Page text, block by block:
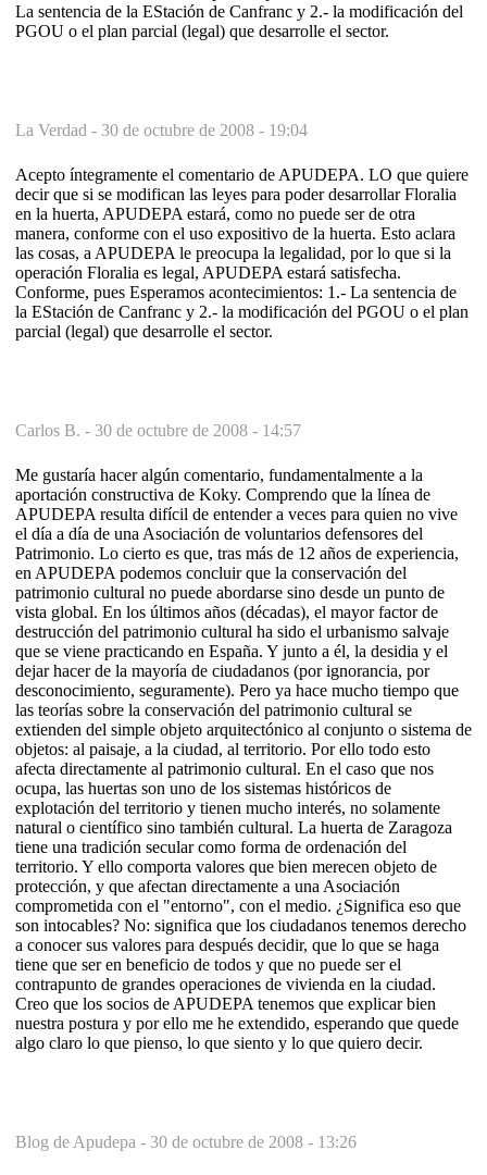
La sentencia de la EStación de Canfranc y 2.- la modificación del
PGOU o el plan parcial (legal) que desarrolle el sector.
La Verdad - 30 de octubre de 2008 - 19:04
Acepto íntegramente el comentario de APUDEPA. LO que quiere
decir que si se modifican las leyes para poder desarrollar Floralia
en la huerta, APUDEPA estará, como no puede ser de otra
manera, conforme con el uso expositivo de la huerta. Esto aclara
las cosas, a APUDEPA le preocupa la legalidad, por lo que si la
operación Floralia es legal, APUDEPA estará satisfecha.
Conforme, pues Esperamos acontecimientos: 1.- La sentencia de
la EStación de Canfranc y 2.- la modificación del PGOU o el plan
parcial (legal) que desarrolle el sector.
Carlos B. - 30 de octubre de 2008 - 14:57
Me gustaría hacer algún comentario, fundamentalmente a la
aportación constructiva de Koky. Comprendo que la línea de
APUDEPA resulta difícil de entender a veces para quien no vive
el día a día de una Asociación de voluntarios defensores del
Patrimonio. Lo cierto es que, tras más de 12 años de experiencia,
en APUDEPA podemos concluir que la conservación del
patrimonio cultural no puede abordarse sino desde un punto de
vista global. En los últimos años (décadas), el mayor factor de
destrucción del patrimonio cultural ha sido el urbanismo salvaje
que se viene practicando en España. Y junto a él, la desidia y el
dejar hacer de la mayoría de ciudadanos (por ignorancia, por
desconocimiento, seguramente). Pero ya hace mucho tiempo que
las teorías sobre la conservación del patrimonio cultural se
extienden del simple objeto arquitectónico al conjunto o sistema de
objetos: al paisaje, a la ciudad, al territorio. Por ello todo esto
afecta directamente al patrimonio cultural. En el caso que nos
ocupa, las huertas son uno de los sistemas históricos de
explotación del territorio y tienen mucho interés, no solamente
natural o científico sino también cultural. La huerta de Zaragoza
tiene una tradición secular como forma de ordenación del
territorio. Y ello comporta valores que bien merecen objeto de
protección, y que afectan directamente a una Asociación
comprometida con el "entorno", con el medio. ¿Significa eso que
son intocables? No: significa que los ciudadanos tenemos derecho
a conocer sus valores para después decidir, que lo que se haga
tiene que ser en beneficio de todos y que no puede ser el
contrapunto de grandes operaciones de vivienda en la ciudad.
Creo que los socios de APUDEPA tenemos que explicar bien
nuestra postura y por ello me he extendido, esperando que quede
algo claro lo que pienso, lo que siento y lo que quiero decir.
Blog de Apudepa - 30 de octubre de 2008 - 13:26